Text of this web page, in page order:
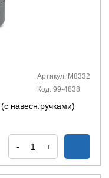
Артикул: М8332
Код: 99-4838
навесн.ручками)
- +